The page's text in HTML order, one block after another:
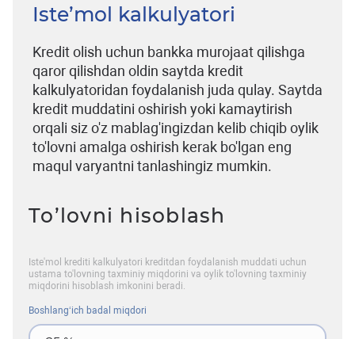
Iste’mol kalkulyatori
Kredit olish uchun bankka murojaat qilishga
qaror qilishdan oldin saytda kredit
kalkulyatoridan foydalanish juda qulay. Saytda
kredit muddatini oshirish yoki kamaytirish
orqali siz o'z mablag'ingizdan kelib chiqib oylik
to'lovni amalga oshirish kerak bo'lgan eng
maqul varyantni tanlashingiz mumkin.
To’lovni hisoblash
Iste'mol krediti kalkulyatori kreditdan foydalanish muddati uchun
ustama to'lovning taxminiy miqdorini va oylik to'lovning taxminiy
miqdorini hisoblash imkonini beradi.
Boshlangʻich badal miqdori